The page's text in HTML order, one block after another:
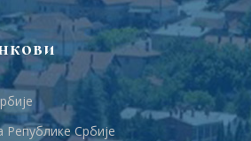
Србије